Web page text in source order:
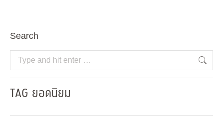
Search
Search:
TAG ยอดนิยม